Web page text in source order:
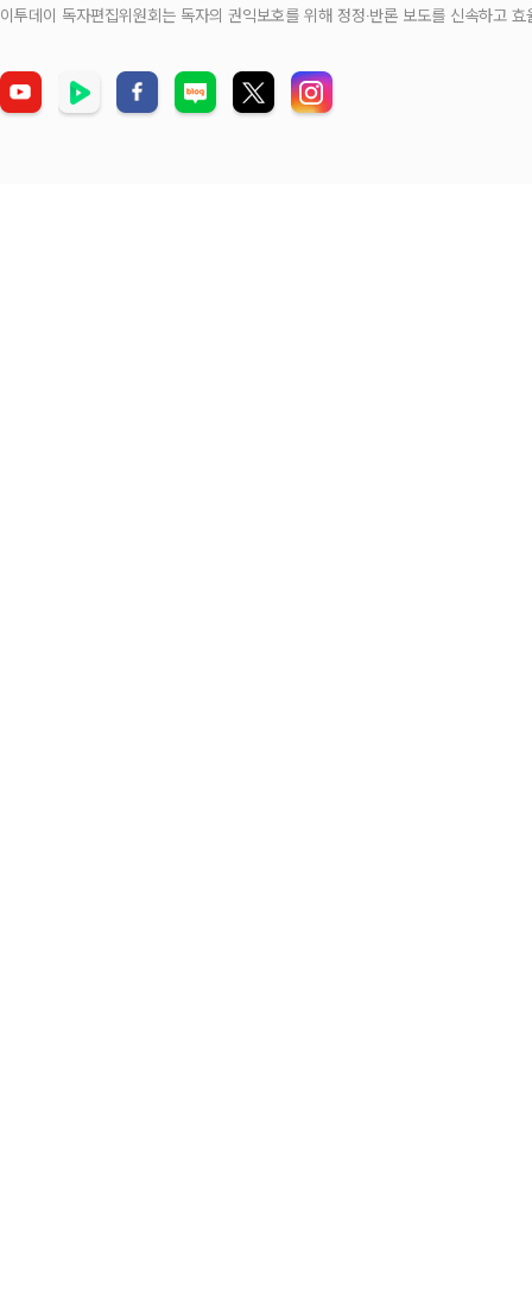
이투데이 독자편집위원회는 독자의 권익보호를 위해 정정‧반론 보도를 신속하고